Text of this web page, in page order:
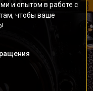
и опытом в работе с
чтобы ваше